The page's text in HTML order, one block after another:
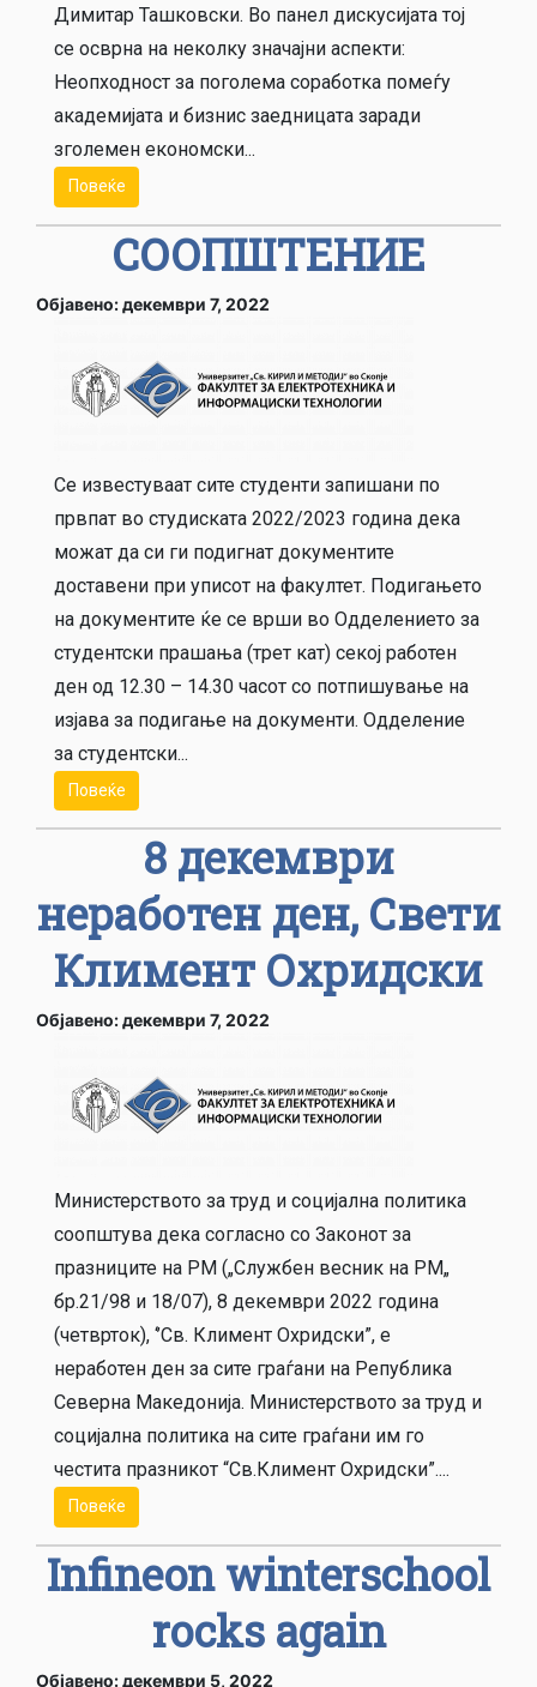
Димитар Ташковски. Во панел дискусијата тој
се осврна на неколку значајни аспекти:
Неопходност за поголема соработка помеѓу
академијата и бизнис заедницата заради
зголемен економски...
Повеќе
СООПШТЕНИЕ
Објавено: декември 7, 2022
Се известуваат сите студенти запишани по
првпат во студиската 2022/2023 година дека
можат да си ги подигнат документите
доставени при уписот на факултет. Подигањето
на документите ќе се врши во Одделението за
студентски прашања (трет кат) секој работен
ден од 12.30 – 14.30 часот со потпишување на
изјава за подигање на документи. Одделение
за студентски...
Повеќе
8 декември
неработен ден, Свети
Климент Охридски
Објавено: декември 7, 2022
Министерството за труд и социјална политика
соопштува дека согласно со Законот за
празниците на РМ („Службен весник на РМ„
бр.21/98 и 18/07), 8 декември 2022 година
(четврток), ‘’Св. Климент Охридски”, е
неработен ден за сите граѓани на Република
Северна Македонија. Mинистерството за труд и
социјална политика на сите граѓани им го
честита празникот “Св.Климент Охридски”....
Повеќе
Infineon winterschool
rocks again
Објавено: декември 5, 2022